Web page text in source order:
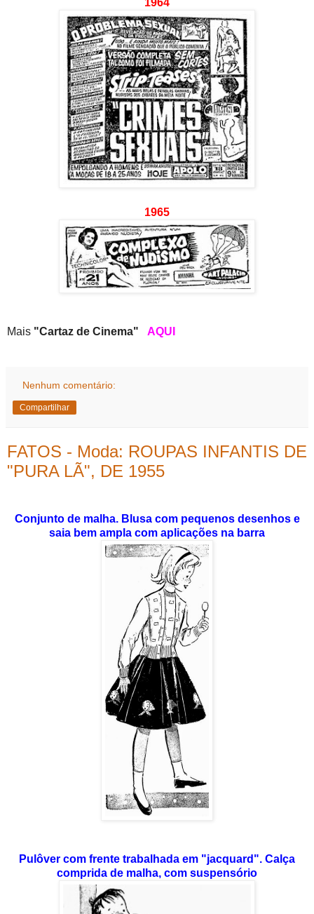
1964
1965
Mais "Cartaz de Cinema" AQUI
Nenhum comentário:
Compartilhar
FATOS - Moda: ROUPAS INFANTIS DE
"PURA LÃ", DE 1955
Conjunto de malha. Blusa com pequenos desenhos e
saia bem ampla com aplicações na barra
Pulôver com frente trabalhada em "jacquard". Calça
comprida de malha, com suspensório